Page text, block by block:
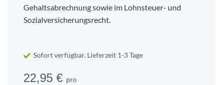
Gehaltsabrechnung sowie im Lohnsteuer- und
Sozialversicherungsrecht.
Sofort verfügbar. Lieferzeit 1-3 Tage
22,95 € pro